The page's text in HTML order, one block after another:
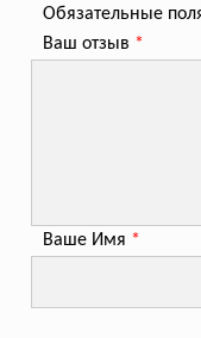
Обязательные
Ваш отзыв *
Ваше Имя *